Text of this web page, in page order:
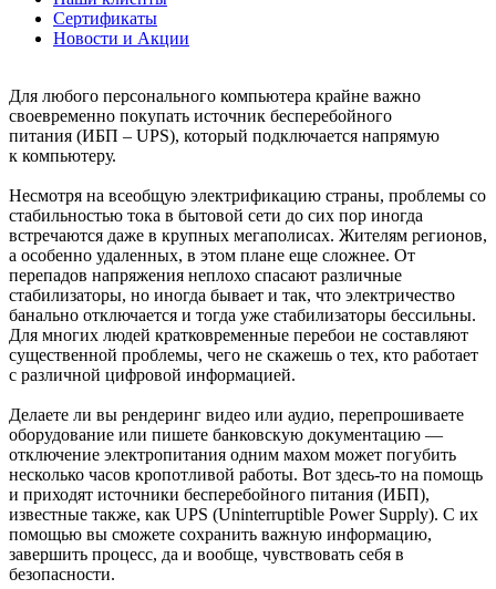
Сертификаты
Новости и Акции
Для любого персонального компьютера крайне важно
своевременно покупать источник бесперебойного
питания (ИБП – UPS), который подключается напрямую
к компьютеру.
Несмотря на всеобщую электрификацию страны, проблемы со
стабильностью тока в бытовой сети до сих пор иногда
встречаются даже в крупных мегаполисах. Жителям регионов,
а особенно удаленных, в этом плане еще сложнее. От
перепадов напряжения неплохо спасают различные
стабилизаторы, но иногда бывает и так, что электричество
банально отключается и тогда уже стабилизаторы бессильны.
Для многих людей кратковременные перебои не составляют
существенной проблемы, чего не скажешь о тех, кто работает
с различной цифровой информацией.
Делаете ли вы рендеринг видео или аудио, перепрошиваете
оборудование или пишете банковскую документацию —
отключение электропитания одним махом может погубить
несколько часов кропотливой работы. Вот здесь-то на помощь
и приходят источники бесперебойного питания (ИБП),
известные также, как UPS (Uninterruptible Power Supply). C их
помощью вы сможете сохранить важную информацию,
завершить процесс, да и вообще, чувствовать себя в
безопасности.